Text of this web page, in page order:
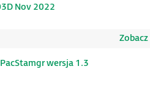
Nov 2022
wersja 1.3